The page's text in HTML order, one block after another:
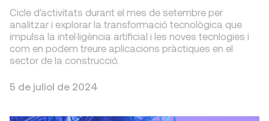
Cicle d'activitats durant el mes de setembre per
analitzar i explorar la transformació tecnològica que
impulsa la intel·ligència artificial i les noves tecnlogies i
com en podem treure aplicacions pràctiques en el
sector de la construcció.
5 de juliol de 2024